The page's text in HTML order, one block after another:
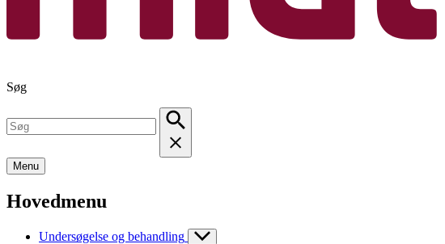
Søg
Menu
Hovedmenu
Undersøgelse og behandling